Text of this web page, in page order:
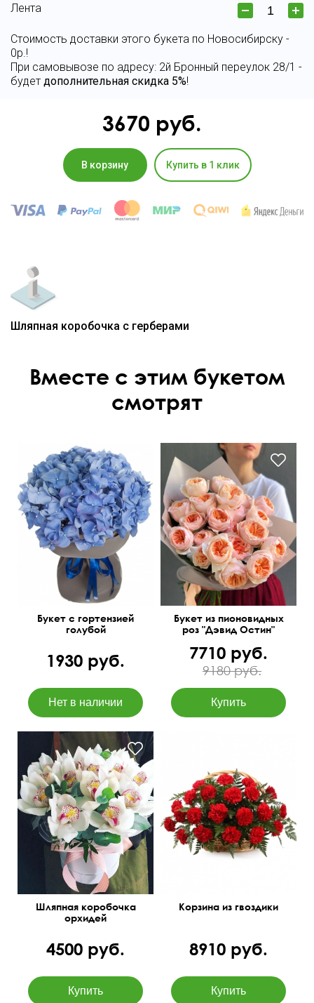
Лента
Стоимость доставки этого букета по Новосибирску -
0р.!
При самовывозе по адресу: 2й Бронный переулок 28/1 -
будет дополнительная скидка 5%!
3670 руб.
В корзину Купить в 1 клик
Шляпная коробочка с герберами
Вместе с этим букетом
смотрят
Букет с гортензией
голубой
1930 руб.
Букет из пионовидных
роз "Дэвид Остин"
7710 руб.
9180 руб.
Шляпная коробочка
орхидей
4500 руб.
Корзина из гвоздики
8910 руб.